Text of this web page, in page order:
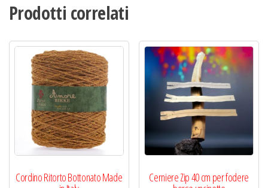
Prodotti correlati
Cordino Ritorto Bottonato Made Cerniere Zip 40 cm per fodere